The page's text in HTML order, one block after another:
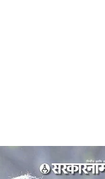
Sarkarnama